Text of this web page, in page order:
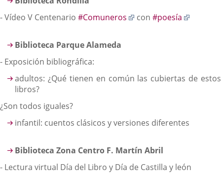
- Vídeo V Centenario #Comuneros
Enlace
con #poesía
Biblioteca Parque Alameda
- Exposición bibliográfica:
adultos: ¿Qué tienen en común las cubiertas de estos
libros?
¿Son todos iguales?
infantil: cuentos clásicos y versiones diferentes
Biblioteca Zona Centro F. Martín Abril
- Lectura virtual Día del Libro y Día de Castilla y león